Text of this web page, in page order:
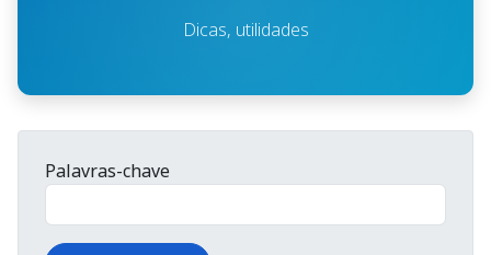
Dicas, utilidades
Palavras-chave